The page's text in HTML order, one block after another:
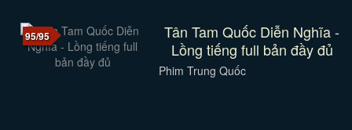
95/95
Tân Tam Quốc Diễn Nghĩa -
Lồng tiếng full bản đầy đủ
Phim Trung Quốc